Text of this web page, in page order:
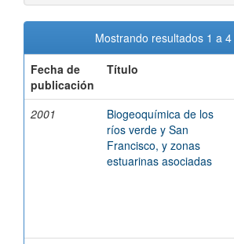
Mostrando resultados 1 a
Fecha de
publicación
Título
2001
Biogeoquímica de los
ríos verde y San
Francisco, y zonas
estuarinas asociadas